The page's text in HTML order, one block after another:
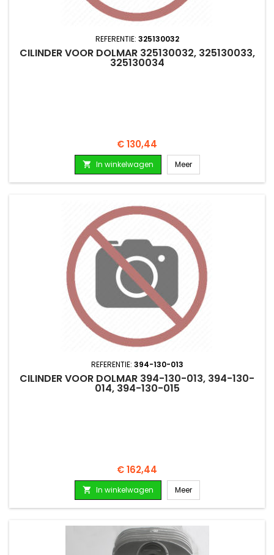
REFERENTIE: 325130032
CILINDER VOOR DOLMAR 325130032, 325130033,
325130034
Prijs
€ 130,44
 In winkelwagen Meer
REFERENTIE: 394-130-013
CILINDER VOOR DOLMAR 394-130-013, 394-130-
014, 394-130-015
Prijs
€ 162,44
 In winkelwagen Meer